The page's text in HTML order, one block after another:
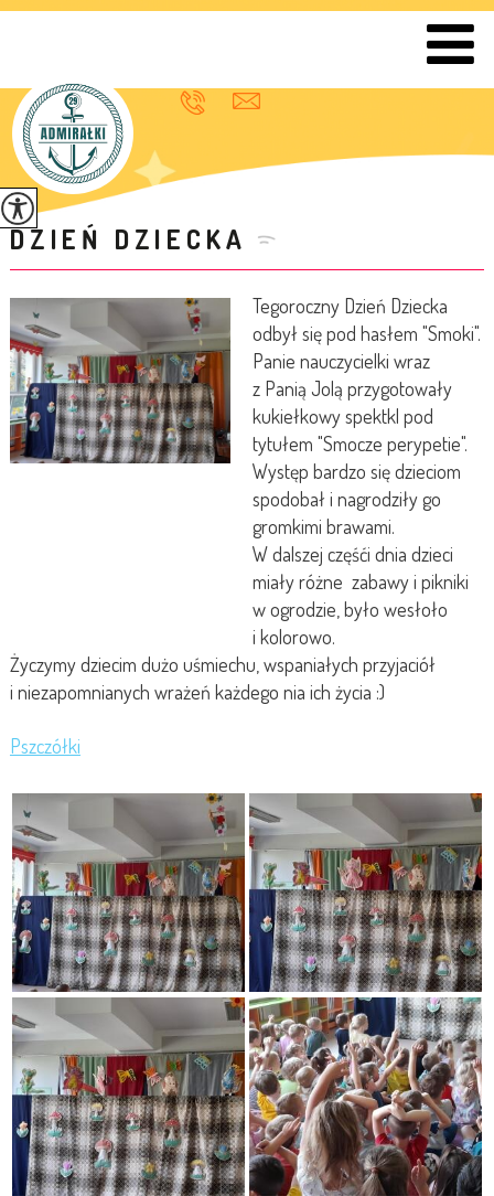
DZIEŃ DZIECKA
Tegoroczny Dzień Dziecka
odbył się pod hasłem "Smoki".
Panie nauczycielki wraz
z Panią Jolą przygotowały
kukiełkowy spektkl pod
tytułem "Smocze perypetie".
Występ bardzo się dzieciom
spodobał i nagrodziły go
gromkimi brawami.
W dalszej częśći dnia dzieci
miały różne zabawy i pikniki
w ogrodzie, było wesłoło
i kolorowo.
Życzymy dziecim dużo uśmiechu, wspaniałych przyjaciół
i niezapomnianych wrażeń każdego nia ich życia :)
Pszczółki